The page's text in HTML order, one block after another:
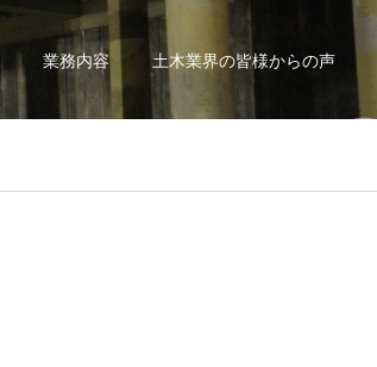
業務内容 土木業界の皆様からの声